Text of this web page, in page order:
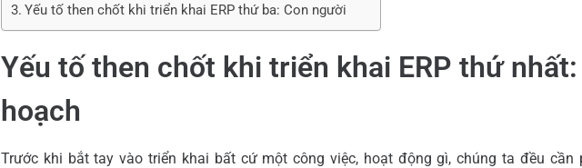
Yếu tố then chốt khi triển khai ERP thứ ba: Con người
Yếu tố then chốt khi triển khai ERP thứ nhất:
hoạch
Trước khi bắt tay vào triển khai bất cứ một công việc, hoạt động gì, chúng ta đều cần